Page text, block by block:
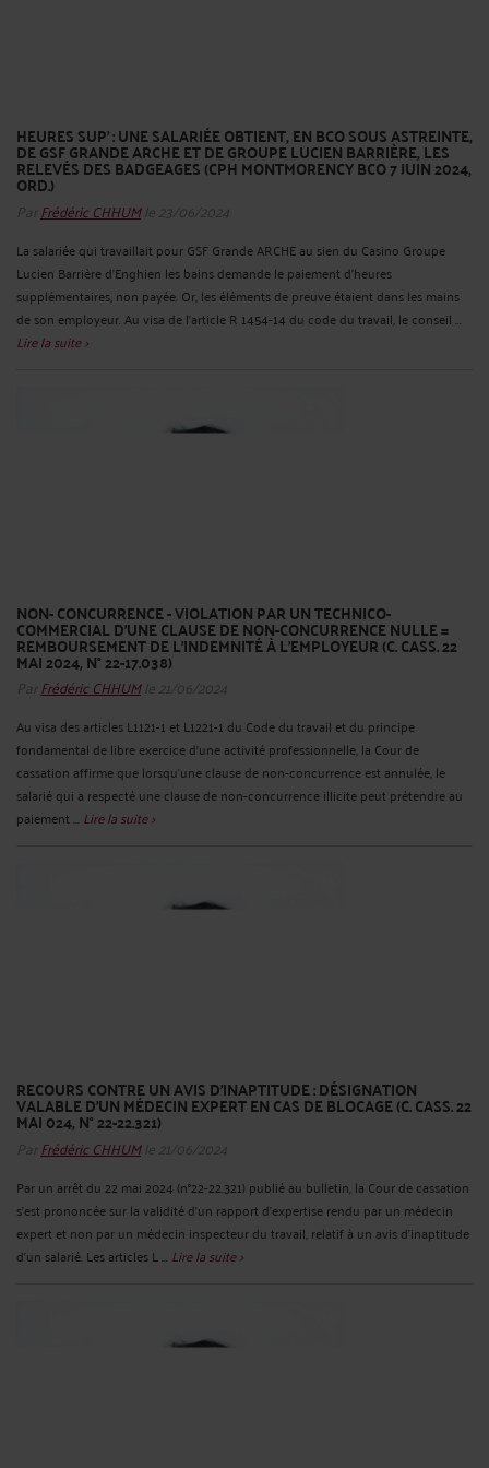
HEURES SUP’ : UNE SALARIÉE OBTIENT, EN BCO SOUS ASTREINTE,
DE GSF GRANDE ARCHE ET DE GROUPE LUCIEN BARRIÈRE, LES
RELEVÉS DES BADGEAGES (CPH MONTMORENCY BCO 7 JUIN 2024,
ORD.)
Par Frédéric CHHUMle 23/06/2024
La salariée qui travaillait pour GSF Grande ARCHE au sien du Casino Groupe
Lucien Barrière d’Enghien les bains demande le paiement d’heures
supplémentaires, non payée. Or, les éléments de preuve étaient dans les mains
de son employeur. Au visa de l’article R 1454-14 du code du travail, le conseil ...
Lire la suite >
NON- CONCURRENCE - VIOLATION PAR UN TECHNICO-
COMMERCIAL D’UNE CLAUSE DE NON-CONCURRENCE NULLE =
REMBOURSEMENT DE L’INDEMNITÉ À L’EMPLOYEUR (C. CASS. 22
MAI 2024, N° 22-17.038)
Par Frédéric CHHUMle 21/06/2024
Au visa des articles L1121-1 et L1221-1 du Code du travail et du principe
fondamental de libre exercice d’une activité professionnelle, la Cour de
cassation affirme que lorsqu’une clause de non-concurrence est annulée, le
salarié qui a respecté une clause de non-concurrence illicite peut prétendre au
paiement ... Lire la suite >
RECOURS CONTRE UN AVIS D’INAPTITUDE : DÉSIGNATION
VALABLE D’UN MÉDECIN EXPERT EN CAS DE BLOCAGE (C. CASS. 22
MAI 024, N° 22-22.321)
Par Frédéric CHHUMle 21/06/2024
Par un arrêt du 22 mai 2024 (n°22-22.321) publié au bulletin, la Cour de cassation
s’est prononcée sur la validité d’un rapport d’expertise rendu par un médecin
expert et non par un médecin inspecteur du travail, relatif à un avis d’inaptitude
d’un salarié. Les articles L ... Lire la suite >